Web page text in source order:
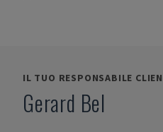
IL TUO RESPONSABILE
Gerard Bel